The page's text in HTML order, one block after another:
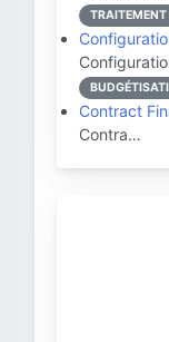
TRAITEMENT
Contract
Contra…